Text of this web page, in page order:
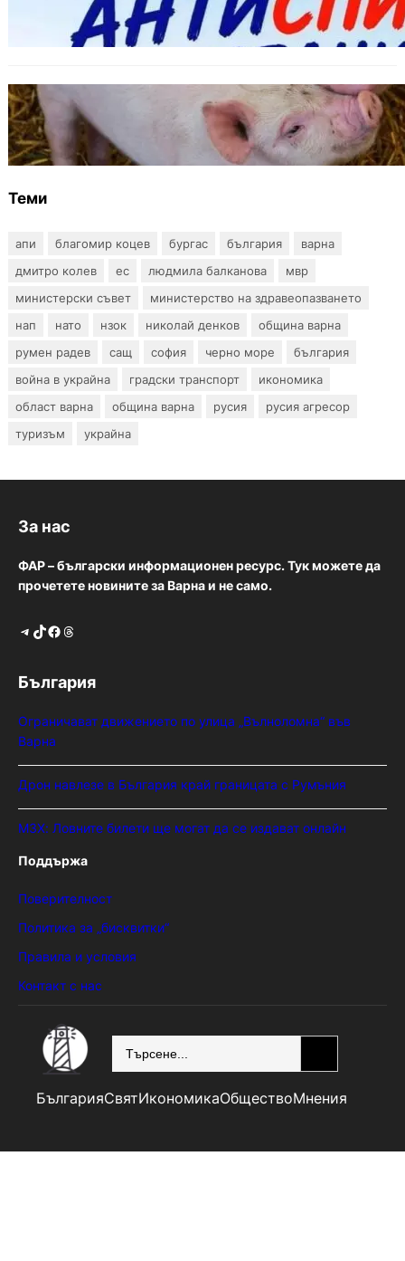
тестове за ХИВ и други инфекции през
август
Тревога във Варненско: Африканска чума
по свинете е открита край Гроздьово
Теми
апи благомир коцев бургас българия
варна
дмитро колев
ес людмила балканова
мвр
министерски съвет
министерство на здравеопазването
нап
нато нзок николай денков
община варна
румен радев
сащ софия черно море
българия
война в украйна
градски транспорт
икономика
област варна
община варна русия
русия агресор
туризъм
украйна
За нас
ФАР – български информационен ресурс. Тук можете да
прочетете новините за Варна и не само.
Telegram TikTok Facebook Threads
България
Ограничават движението по улица „Вълноломна“ във
Варна
Дрон навлезе в България край границата с Румъния
МЗХ: Ловните билети ще могат да се издават онлайн
Поддържа
Поверителност
Политика за „бисквитки“
Правила и условия
Контакт с нас
БългарияСвятИкономикаОбществоМнения